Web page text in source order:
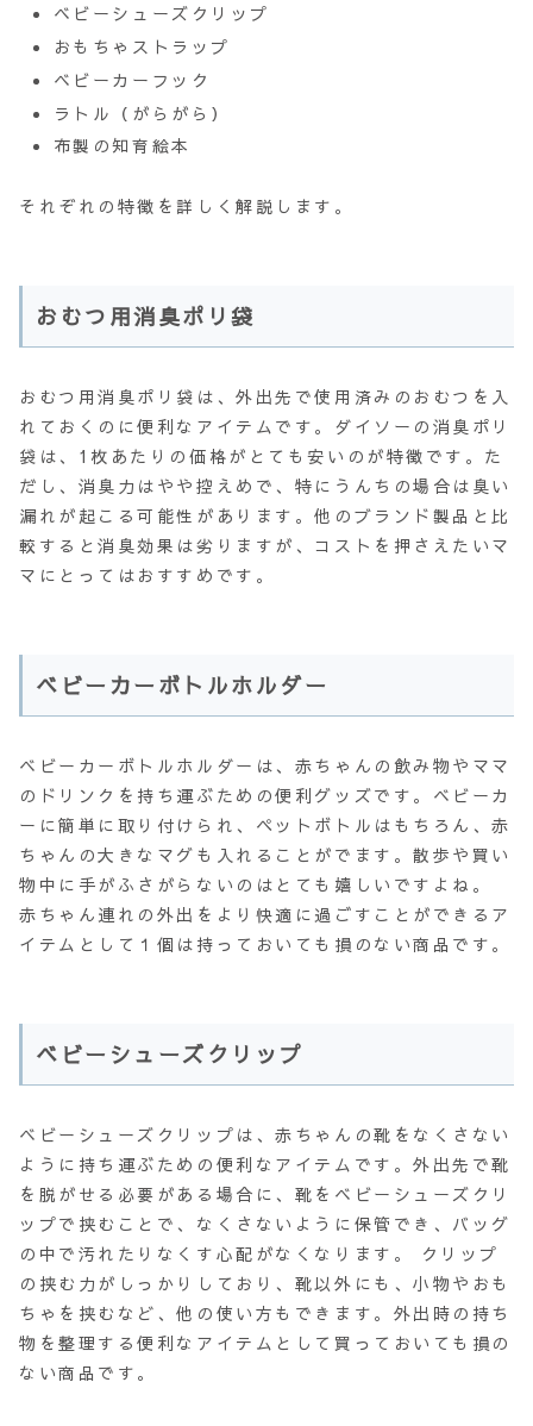
ベビーシューズクリップ
おもちゃストラップ
ベビーカーフック
ラトル（がらがら）
布製の知育絵本
それぞれの特徴を詳しく解説します。
おむつ用消臭ポリ袋
おむつ用消臭ポリ袋は、外出先で使用済みのおむつを入
れておくのに便利なアイテムです。ダイソーの消臭ポリ
袋は、1枚あたりの価格がとても安いのが特徴です。た
だし、消臭力はやや控えめで、特にうんちの場合は臭い
漏れが起こる可能性があります。他のブランド製品と比
較すると消臭効果は劣りますが、コストを押さえたいマ
マにとってはおすすめです。
ベビーカーボトルホルダー
ベビーカーボトルホルダーは、赤ちゃんの飲み物やママ
のドリンクを持ち運ぶための便利グッズです。ベビーカ
ーに簡単に取り付けられ、ペットボトルはもちろん、赤
ちゃんの大きなマグも入れることがでます。散歩や買い
物中に手がふさがらないのはとても嬉しいですよね。
赤ちゃん連れの外出をより快適に過ごすことができるア
イテムとして１個は持っておいても損のない商品です。
ベビーシューズクリップ
ベビーシューズクリップは、赤ちゃんの靴をなくさない
ように持ち運ぶための便利なアイテムです。外出先で靴
を脱がせる必要がある場合に、靴をベビーシューズクリ
ップで挟むことで、なくさないように保管でき、バッグ
の中で汚れたりなくす心配がなくなります。 クリップ
の挟む力がしっかりしており、靴以外にも、小物やおも
ちゃを挟むなど、他の使い方もできます。外出時の持ち
物を整理する便利なアイテムとして買っておいても損の
ない商品です。